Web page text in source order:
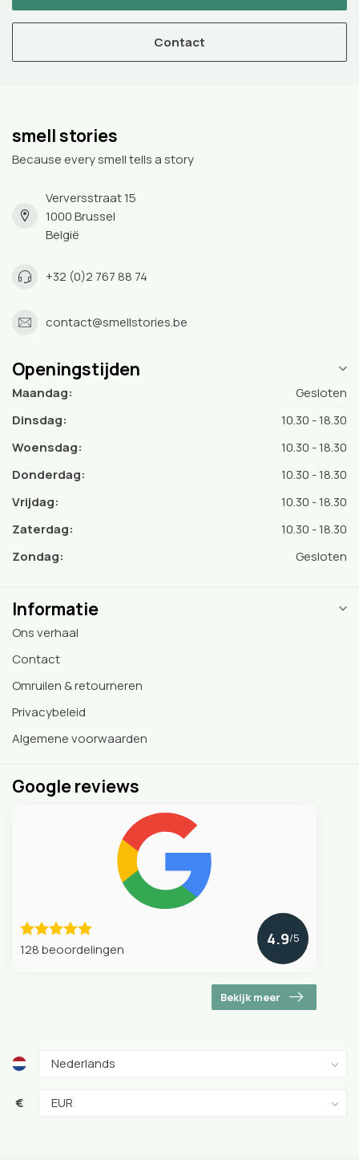
Contact
smell stories
Because every smell tells a story
Verversstraat 15
1000 Brussel
België
+32 (0)2 767 88 74
contact@smellstories.be
Openingstijden
Maandag:
Gesloten
Dinsdag:
10.30 - 18.30
Woensdag:
10.30 - 18.30
Donderdag:
10.30 - 18.30
Vrijdag:
10.30 - 18.30
Zaterdag:
10.30 - 18.30
Zondag:
Gesloten
Informatie
Ons verhaal
Contact
Omruilen & retourneren
Privacybeleid
Algemene voorwaarden
Google reviews
128 beoordelingen
4.9/5
Bekijk meer
€